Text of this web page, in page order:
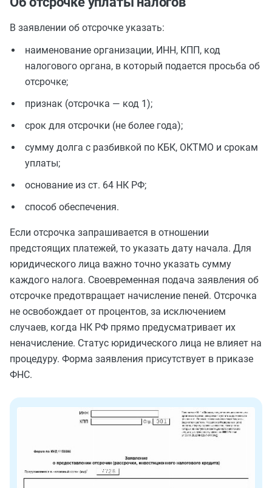
В заявлении об отсрочке указать:
наименование организации, ИНН, КПП, код
налогового органа, в который подается просьба об
отсрочке;
признак (отсрочка — код 1);
срок для отсрочки (не более года);
сумму долга с разбивкой по КБК, ОКТМО и срокам
уплаты;
основание из ст. 64 НК РФ;
способ обеспечения.
Если отсрочка запрашивается в отношении
предстоящих платежей, то указать дату начала. Для
юридического лица важно точно указать сумму
каждого налога. Своевременная подача заявления об
отсрочке предотвращает начисление пеней. Отсрочка
не освобождает от процентов, за исключением
случаев, когда НК РФ прямо предусматривает их
неначисление. Статус юридического лица не влияет на
процедуру. Форма заявления присутствует в приказе
ФНС.